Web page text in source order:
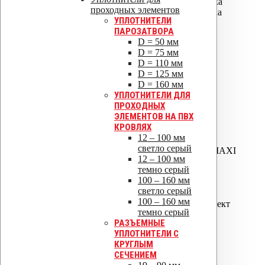
проходных элементов
УПЛОТНИТЕЛИ
ПАРОЗАТВОРА
D = 50 мм
D = 75 мм
D = 110 мм
D = 125 мм
D = 160 мм
УПЛОТНИТЕЛИ ДЛЯ
ПРОХОДНЫХ
ЭЛЕМЕНТОВ НА ПВХ
КРОВЛЯХ
12 – 100 мм
светло серый
12 – 100 мм
темно серый
100 – 160 мм
светло серый
100 – 160 мм
темно серый
РАЗЪЕМНЫЕ
УПЛОТНИТЕЛИ С
КРУГЛЫМ
СЕЧЕНИЕМ
СМ-110 водосточная воронка
АМ-110 термокабель*
АМ-160 термокабель*
РЕЗИНОВЫЕ
УПЛОТНИТЕЛИ ДЛЯ
МЕТАЛЛИЧЕСКИХ
КРОВЕЛЬ
ROOFSEAL -1 12 -90
ROOFSEAL -2 75 -150
ROOFSEAL -3 110 -200
ROOFSEAL -4(7),5(8),6(9),MAXI
VILPE ROOFSEAL-1,2,3
комплект
ROOFSEAL -4(7),5(8),6(9)
комплект
RETROFIT -1 10 -100 комплект
РЕЗИНОВЫЕ
УПЛОТНИТЕЛИ ДЛЯ
БИТУМНЫХ КРОВЕЛЬ